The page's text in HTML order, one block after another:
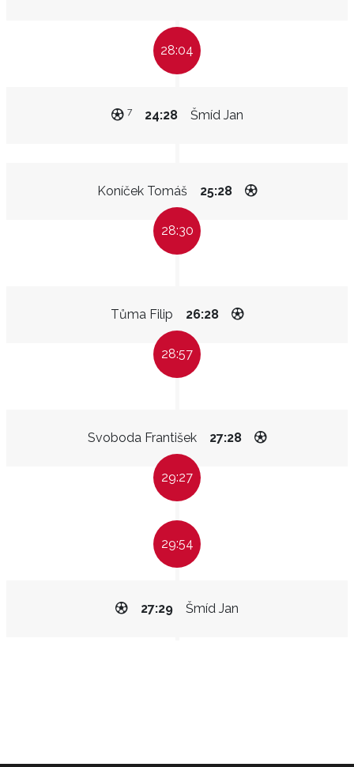
28:04
Šmíd Jan
24:28
7
Koníček Tomáš 25:28
28:30
Tůma Filip 26:28
28:57
Svoboda František 27:28
29:27
29:54
Šmíd Jan
27:29